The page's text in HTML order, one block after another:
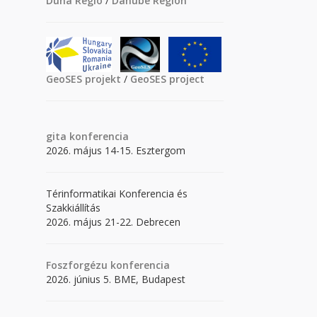
GeoSES projekt / GeoSES project
gita konferencia
2026. május 14-15. Esztergom
Térinformatikai Konferencia és
Szakkiállítás
2026. május 21-22. Debrecen
Foszforgézu konferencia
2026. június 5. BME, Budapest